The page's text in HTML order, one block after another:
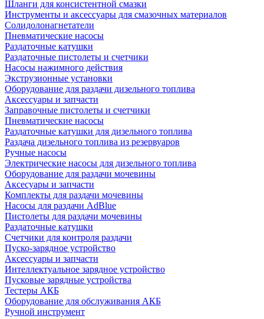
Шланги для консистентной смазки
Инструменты и аксессуары для смазочных материалов
Солидолонагнетатели
Пневматические насосы
Раздаточные катушки
Раздаточные пистолеты и счетчики
Насосы нажимного действия
Экструзионные установки
Оборудование для раздачи дизельного топлива
Аксессуары и запчасти
Заправочные пистолеты и счетчики
Пневматические насосы
Раздаточные катушки для дизельного топлива
Раздача дизельного топлива из резервуаров
Ручные насосы
Электрические насосы для дизельного топлива
Оборудование для раздачи мочевины
Аксесуары и запчасти
Комплекты для раздачи мочевины
Насосы для раздачи AdBlue
Пистолеты для раздачи мочевины
Раздаточные катушки
Счетчики для контроля раздачи
Пуско-зарядное устройство
Аксессуары и запчасти
Интеллектуальное зарядное устройство
Пусковые зарядные устройства
Тестеры АКБ
Оборудование для обслуживания АКБ
Ручной инструмент